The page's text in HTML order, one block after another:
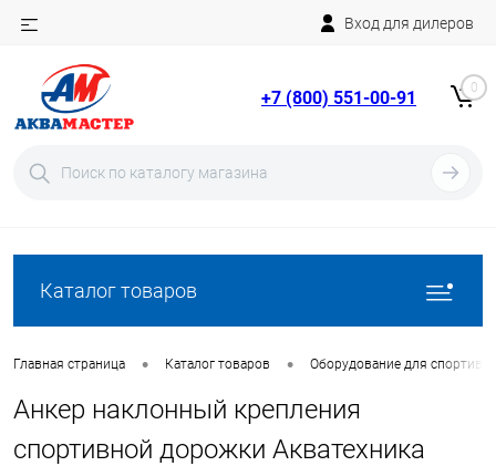
Вход для дилеров
+7 (800) 551-00-91 0
Каталог товаров
Главная страница • Каталог товаров • Оборудование для
Анкер наклонный крепления
спортивной дорожки Акватехника